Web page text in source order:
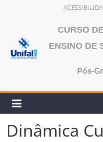
conteúdo
CURSO
ENSINO DE
Pós-
Dinâmica